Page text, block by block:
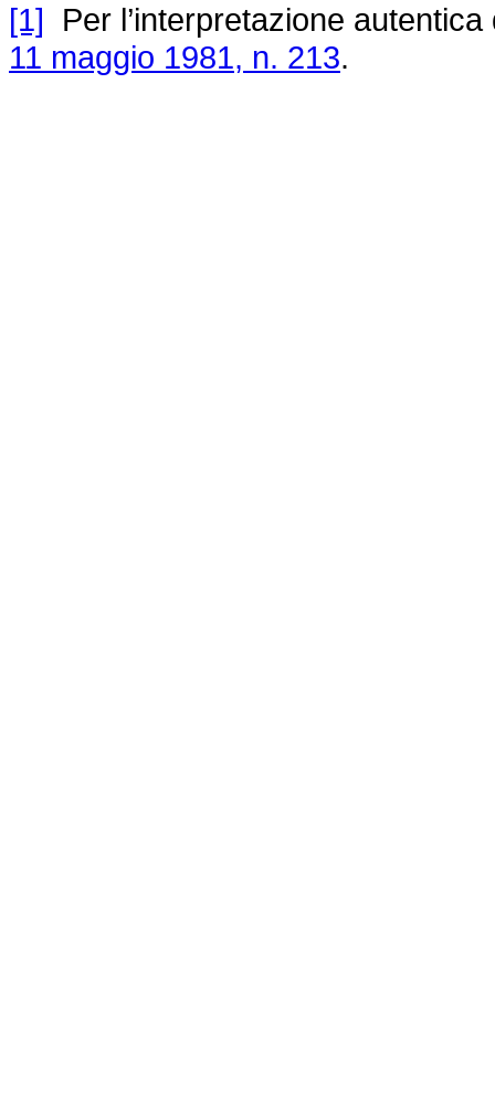
[1] Per l’interpretazione
11 maggio 1981, n. 213.